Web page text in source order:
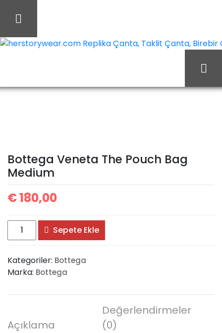
Medium
Bottega Veneta The Pouch Bag
Medium
€180,00
Bottega
Veneta
The
Pouch
Bag
adet
Sepete Ekle
Kategoriler: Bottega
Marka: Bottega
Açıklama
Değerlendirmeler
(0)